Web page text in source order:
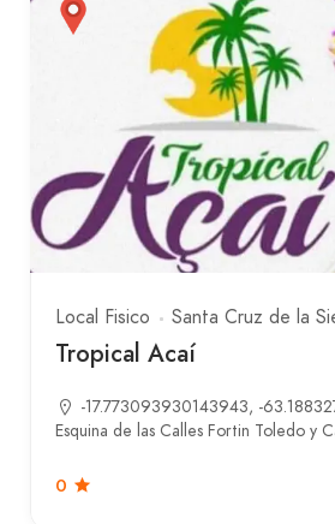
Local Fisico Santa Cruz de la
Tropical Acaí
-17.773093930143943, -
Esquina de las Calles Fortin Toledo y
0